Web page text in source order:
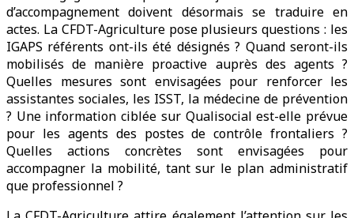
d’accompagnement doivent désormais se traduire en
actes. La CFDT-Agriculture pose plusieurs questions : les
IGAPS référents ont-ils été désignés ? Quand seront-ils
mobilisés de manière proactive auprès des agents ?
Quelles mesures sont envisagées pour renforcer les
assistantes sociales, les ISST, la médecine de prévention
? Une information ciblée sur Qualisocial est-elle prévue
pour les agents des postes de contrôle frontaliers ?
Quelles actions concrètes sont envisagées pour
accompagner la mobilité, tant sur le plan administratif
que professionnel ?